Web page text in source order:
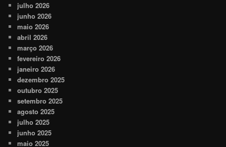
julho 2026
junho 2026
maio 2026
abril 2026
março 2026
fevereiro 2026
janeiro 2026
dezembro 2025
outubro 2025
setembro 2025
agosto 2025
julho 2025
junho 2025
maio 2025